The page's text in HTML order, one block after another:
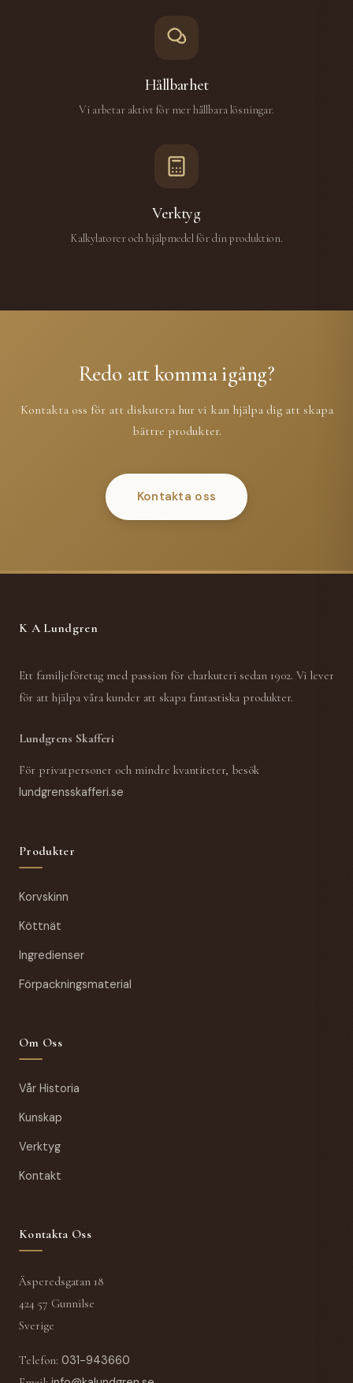
Hållbarhet
Vi arbetar aktivt för mer hållbara lösningar.
Verktyg
Kalkylatorer och hjälpmedel för din produktion.
Redo att komma igång?
Kontakta oss för att diskutera hur vi kan hjälpa dig att skapa
bättre produkter.
Kontakta oss
K A Lundgren
Ett familjeföretag med passion för charkuteri sedan 1902. Vi lever
för att hjälpa våra kunder att skapa fantastiska produkter.
Lundgrens Skafferi
För privatpersoner och mindre kvantiteter, besök
lundgrensskafferi.se
Produkter
Korvskinn
Köttnät
Ingredienser
Förpackningsmaterial
Om Oss
Vår Historia
Kunskap
Verktyg
Kontakt
Kontakta Oss
Äsperedsgatan 18
424 57 Gunnilse
Sverige
Telefon: 031-943660